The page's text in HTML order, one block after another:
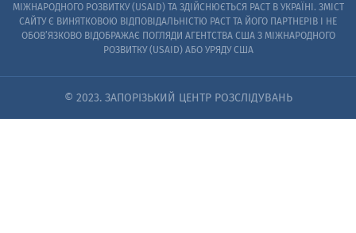
МІЖНАРОДНОГО РОЗВИТКУ (USAID) ТА ЗДІЙСНЮЄТЬСЯ PACT В УКРАЇНІ. ЗМІСТ
САЙТУ Є ВИНЯТКОВОЮ ВІДПОВІДАЛЬНІСТЮ PACT ТА ЙОГО ПАРТНЕРІВ I НЕ
ОБОВ’ЯЗКОВО ВІДОБРАЖАЄ ПОГЛЯДИ АГЕНТСТВА США З МІЖНАРОДНОГО
РОЗВИТКУ (USAID) АБО УРЯДУ США
© 2023. ЗАПОРІЗЬКИЙ ЦЕНТР РОЗСЛІДУВАНЬ